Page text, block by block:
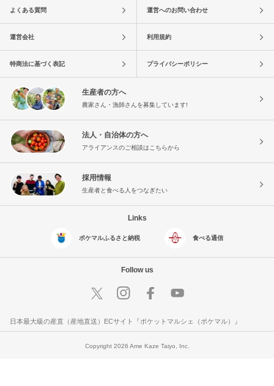
よくある質問 運営へのお問い合わせ
運営会社 利用規約
特商法に基づく表記 プライバシーポリシー
生産者の方へ
農家さん・漁師さんを募集しています!
法人・自治体の方へ
アライアンスのご相談はこちらから
採用情報
生産者と食べる人をつなぎたい
Links
ポケマルふるさと納税 食べる通信
Follow us
日本最大級の産直（産地直送）ECサイト『ポケットマルシェ（ポケマル）』
Copyright 2026 Ame Kaze Taiyo, Inc.